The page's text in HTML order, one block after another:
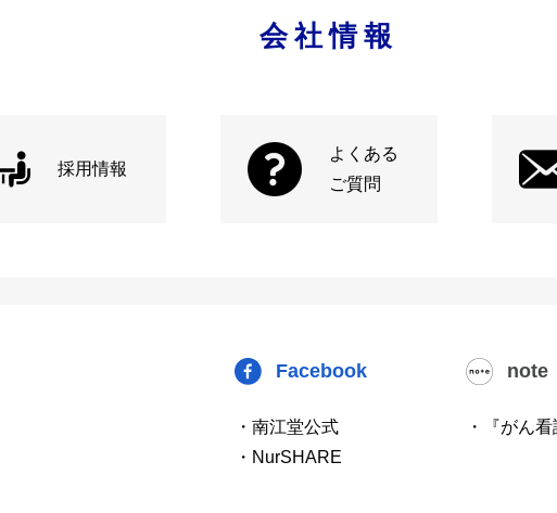
会社情報
採用情報
よくある
ご質問
Facebook
・南江堂公式
・NurSHARE
note
・『がん